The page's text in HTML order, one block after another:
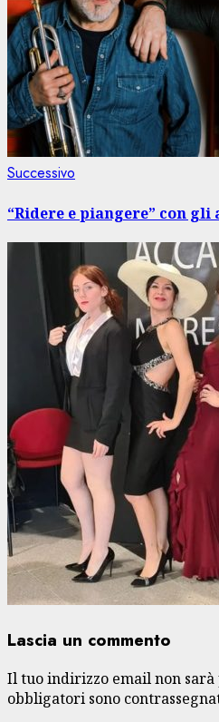
Successivo
“Ridere e piangere” con
Lascia un commento
Il tuo indirizzo email non sarà
obbligatori sono